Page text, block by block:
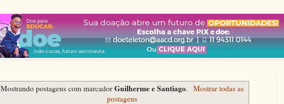
Mostrando postagens com marcadorGuilherme e Santiago. Mostrar todas as
postagens